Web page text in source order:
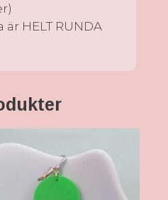
HELT RUNDA